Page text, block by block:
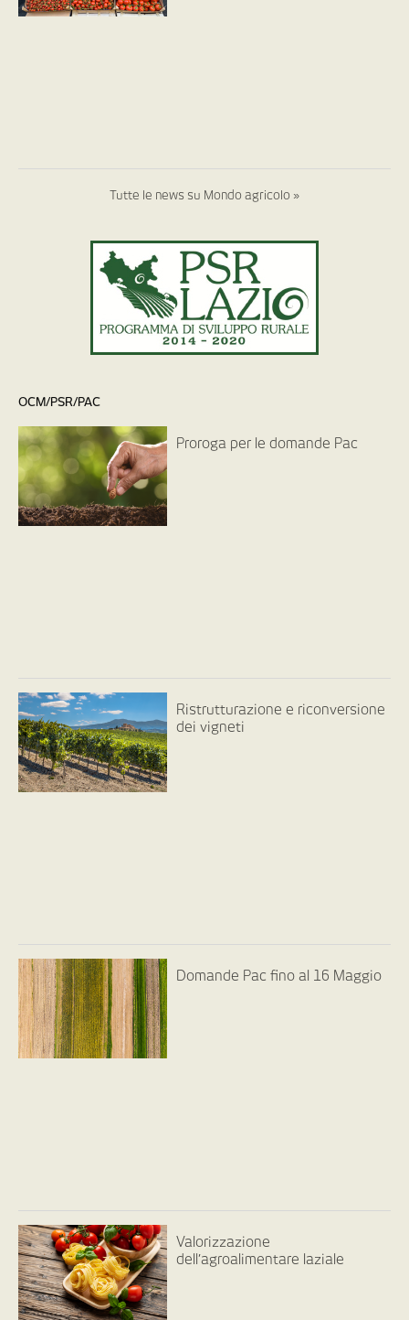
Tutte le news su Mondo agricolo »
OCM/PSR/PAC
Proroga per le domande Pac
Ristrutturazione e riconversione
dei vigneti
Domande Pac fino al 16 Maggio
Valorizzazione
dell’agroalimentare laziale